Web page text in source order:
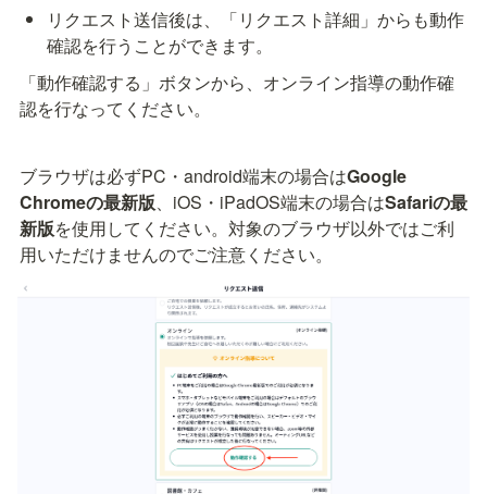
リクエスト送信後は、「リクエスト詳細」からも動作
確認を行うことができます。
「動作確認する」ボタンから、オンライン指導の動作確
認を行なってください。
ブラウザは必ずPC・android端末の場合はGoogle
Chromeの最新版、iOS・iPadOS端末の場合はSafariの最
新版を使用してください。対象のブラウザ以外ではご利
用いただけませんのでご注意ください。